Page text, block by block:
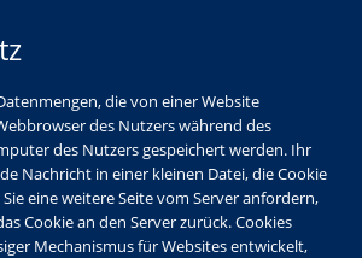
die von einer Website
des Nutzers während des
des Nutzers gespeichert werden. Ihr
Nachricht in einer kleinen Datei, die Cookie
eine weitere Seite vom Server anfordern,
Cookie an den Server zurück. Cookies
Mechanismus für Websites entwickelt,
LOGIN MENÜ